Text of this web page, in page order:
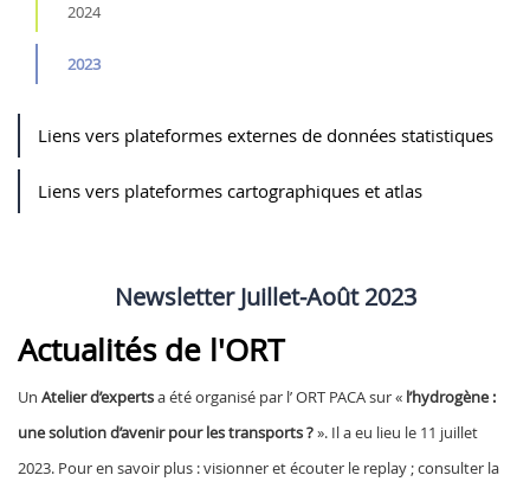
2024
2023
Liens vers plateformes externes de données statistiques
Liens vers plateformes cartographiques et atlas
Newsletter Juillet-Août 2023
Actualités de l'ORT
Un Atelier d’expertsa été organisé par l’ ORT PACA sur « l’hydrogène :
une solution d’avenir pour les transports ?». Il a eu lieu le 11 juillet
2023. Pour en savoir plus : visionner et écouter le replay ; consulter la